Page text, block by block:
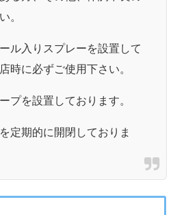
。
ル入りスプレーを設置して
時に必ずご使用下さい。
プを設置しております。
定期的に開閉しておりま